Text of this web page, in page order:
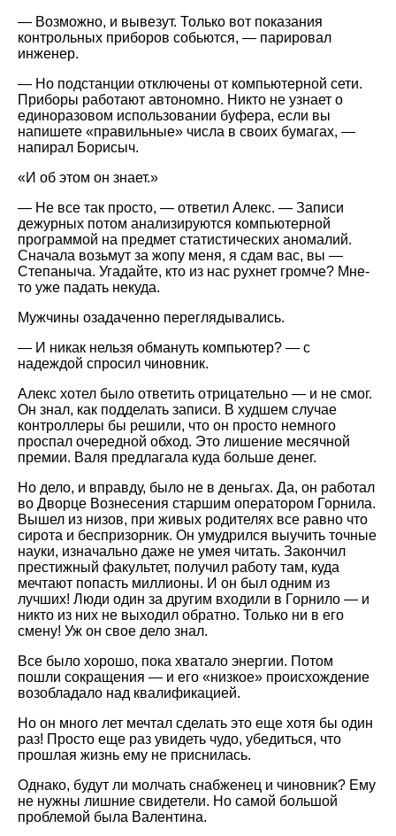
— Возможно, и вывезут. Только вот показания
контрольных приборов собьются, — парировал
инженер.
— Но подстанции отключены от компьютерной сети.
Приборы работают автономно. Никто не узнает о
единоразовом использовании буфера, если вы
напишете «правильные» числа в своих бумагах, —
напирал Борисыч.
«И об этом он знает.»
— Не все так просто, — ответил Алекс. — Записи
дежурных потом анализируются компьютерной
программой на предмет статистических аномалий.
Сначала возьмут за жопу меня, я сдам вас, вы —
Степаныча. Угадайте, кто из нас рухнет громче? Мне-
то уже падать некуда.
Мужчины озадаченно переглядывались.
— И никак нельзя обмануть компьютер? — с
надеждой спросил чиновник.
Алекс хотел было ответить отрицательно — и не смог.
Он знал, как подделать записи. В худшем случае
контроллеры бы решили, что он просто немного
проспал очередной обход. Это лишение месячной
премии. Валя предлагала куда больше денег.
Но дело, и вправду, было не в деньгах. Да, он работал
во Дворце Вознесения старшим оператором Горнила.
Вышел из низов, при живых родителях все равно что
сирота и беспризорник. Он умудрился выучить точные
науки, изначально даже не умея читать. Закончил
престижный факультет, получил работу там, куда
мечтают попасть миллионы. И он был одним из
лучших! Люди один за другим входили в Горнило — и
никто из них не выходил обратно. Только ни в его
смену! Уж он свое дело знал.
Все было хорошо, пока хватало энергии. Потом
пошли сокращения — и его «низкое» происхождение
возобладало над квалификацией.
Но он много лет мечтал сделать это еще хотя бы один
раз! Просто еще раз увидеть чудо, убедиться, что
прошлая жизнь ему не приснилась.
Однако, будут ли молчать снабженец и чиновник? Ему
не нужны лишние свидетели. Но самой большой
проблемой была Валентина.